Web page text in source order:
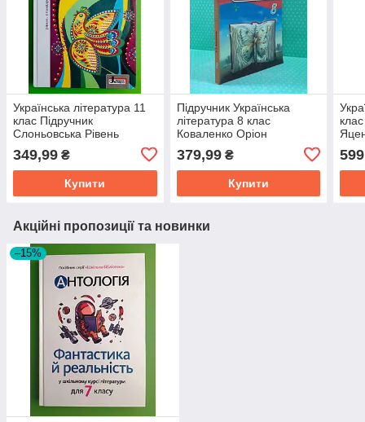
Українська література 11
клас Підручник
Слоньовська Рівень
349,99 ₴
Купити
Підручник Українська
література 8 клас
Коваленко Оріон
379,99₴
Купити
Акційні пропозиції та новинки
–15%